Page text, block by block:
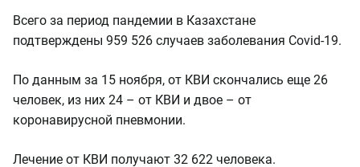
Всего за период пандемии в Казахстане
подтверждены 959 526 случаев заболевания Covid-19.
По данным за 15 ноября, от КВИ скончались еще 26
человек, из них 24 – от КВИ и двое – от
коронавирусной пневмонии.
Лечение от КВИ получают 32 622 человека.